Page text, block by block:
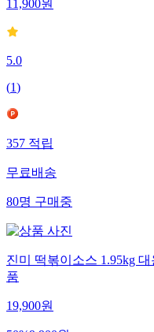
11,900원
5.0
(1)
357적립
무료배송
80명구매중
진미 떡볶이소스 1.95kg
품
19,900원